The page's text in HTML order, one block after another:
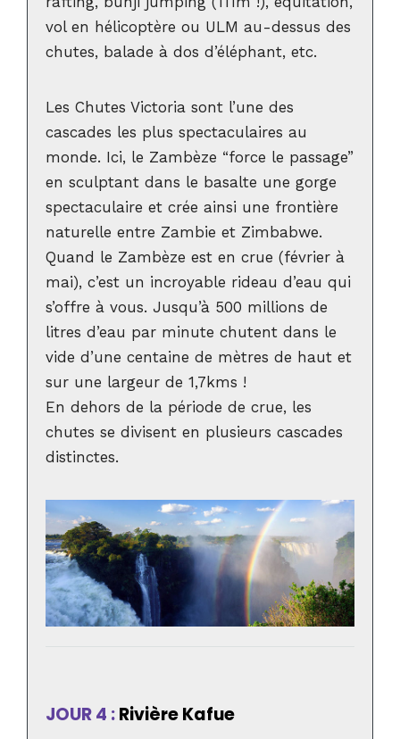
vol en hélicoptère ou ULM au-dessus des
chutes, balade à dos d’éléphant, etc.
Les Chutes Victoria sont l’une des
cascades les plus spectaculaires au
monde. Ici, le Zambèze “force le passage”
en sculptant dans le basalte une gorge
spectaculaire et crée ainsi une frontière
naturelle entre Zambie et Zimbabwe.
Quand le Zambèze est en crue (février à
mai), c’est un incroyable rideau d’eau qui
s’offre à vous. Jusqu’à 500 millions de
litres d’eau par minute chutent dans le
vide d’une centaine de mètres de haut et
sur une largeur de 1,7kms !
En dehors de la période de crue, les
chutes se divisent en plusieurs cascades
distinctes.
JOUR 4 :Rivière Kafue